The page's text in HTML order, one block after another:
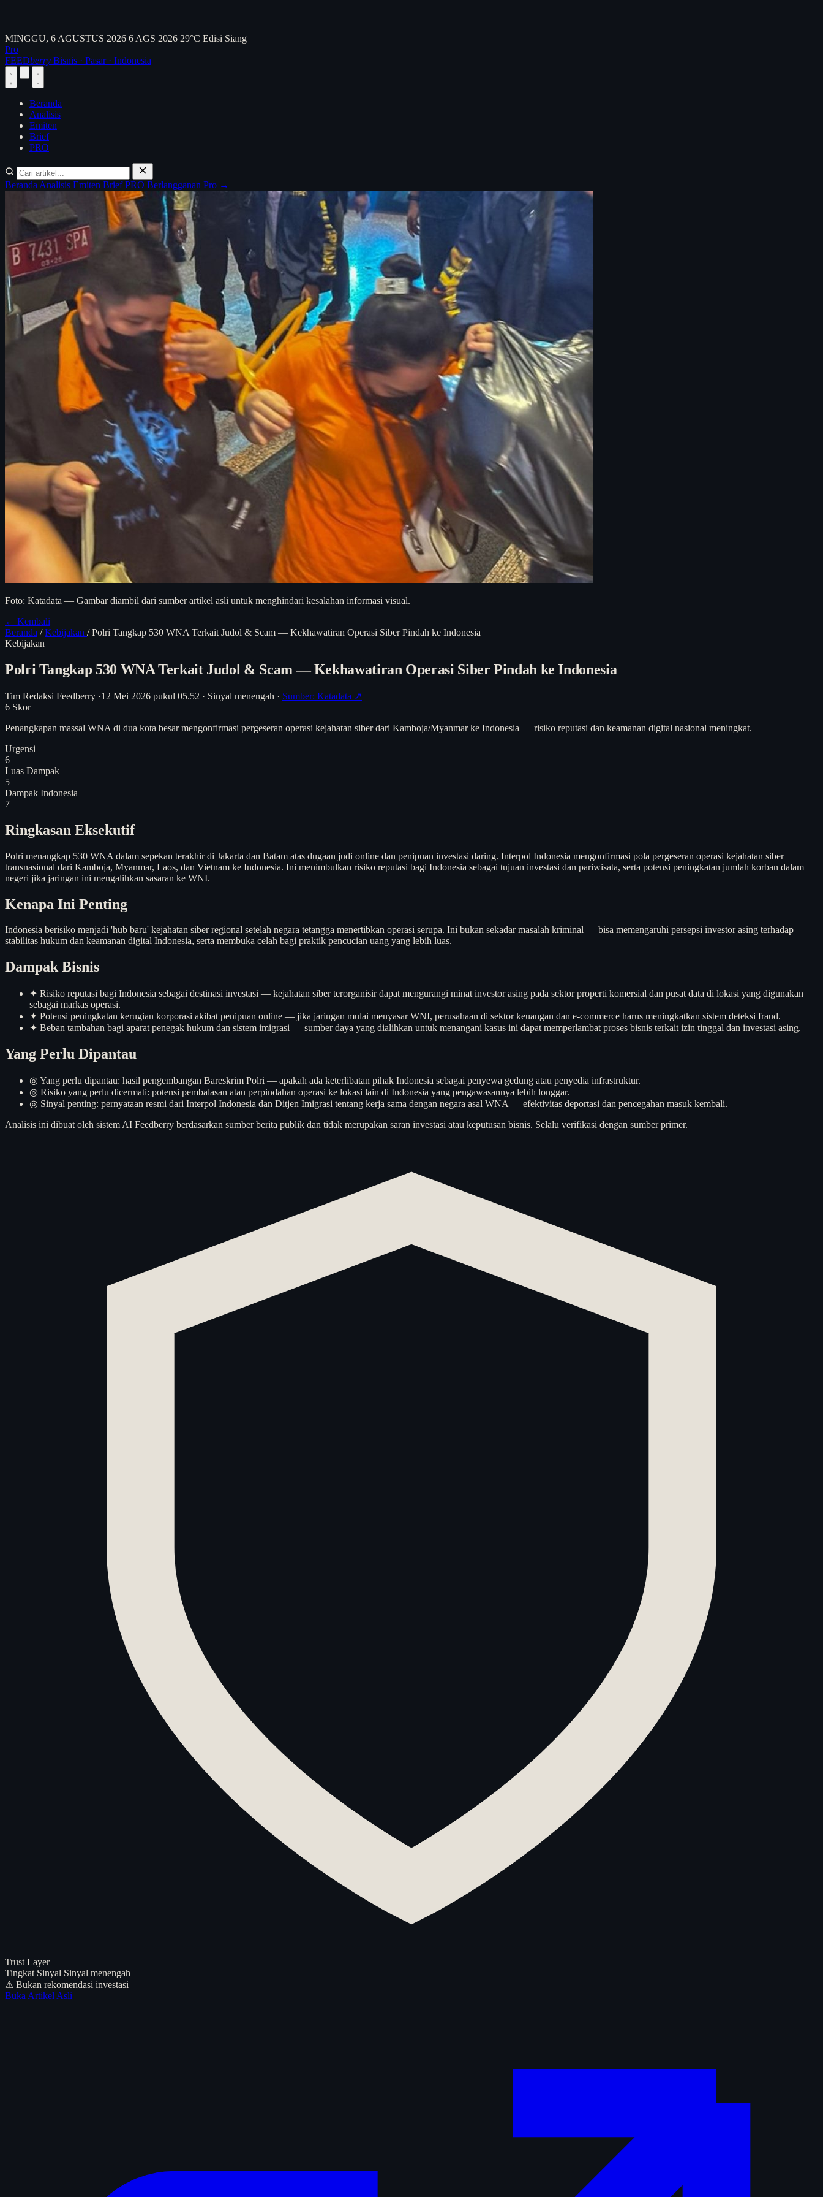
MINGGU, 6 AGUSTUS 2026 6 AGS 2026 29°C Edisi Siang
Pro
FEEDberry Bisnis · Pasar · Indonesia
Beranda
Analisis
Emiten
Brief
PRO
Beranda Analisis Emiten BriefPRO Berlangganan Pro →
Foto: Katadata — Gambar diambil dari sumber artikel asli untuk menghindari kesalahan informasi visual.
← Kembali
Beranda / Kebijakan / Polri Tangkap 530 WNA Terkait Judol & Scam — Kekhawatiran Operasi Siber Pindah ke Indonesia
Kebijakan
Polri Tangkap 530 WNA Terkait Judol & Scam — Kekhawatiran Operasi Siber Pindah ke Indonesia
Tim Redaksi Feedberry ·12 Mei 2026 pukul 05.52 · Sinyal menengah · Sumber: Katadata ↗
6 Skor
Penangkapan massal WNA di dua kota besar mengonfirmasi pergeseran operasi kejahatan siber dari Kamboja/Myanmar ke Indonesia — risiko reputasi dan keamanan digital nasional meningkat.
Urgensi
6
Luas Dampak
5
Dampak Indonesia
7
Ringkasan Eksekutif
Polri menangkap 530 WNA dalam sepekan terakhir di Jakarta dan Batam atas dugaan judi online dan penipuan investasi daring. Interpol Indonesia mengonfirmasi pola pergeseran operasi kejahatan siber
transnasional dari Kamboja, Myanmar, Laos, dan Vietnam ke Indonesia. Ini menimbulkan risiko reputasi bagi Indonesia sebagai tujuan investasi dan pariwisata, serta potensi peningkatan jumlah korban dalam
negeri jika jaringan ini mengalihkan sasaran ke WNI.
Kenapa Ini Penting
Indonesia berisiko menjadi 'hub baru' kejahatan siber regional setelah negara tetangga menertibkan operasi serupa. Ini bukan sekadar masalah kriminal — bisa memengaruhi persepsi investor asing terhadap
stabilitas hukum dan keamanan digital Indonesia, serta membuka celah bagi praktik pencucian uang yang lebih luas.
Dampak Bisnis
✦ Risiko reputasi bagi Indonesia sebagai destinasi investasi — kejahatan siber terorganisir dapat mengurangi minat investor asing pada sektor properti komersial dan pusat data di lokasi yang digunakan
sebagai markas operasi.
✦ Potensi peningkatan kerugian korporasi akibat penipuan online — jika jaringan mulai menyasar WNI, perusahaan di sektor keuangan dan e-commerce harus meningkatkan sistem deteksi fraud.
✦ Beban tambahan bagi aparat penegak hukum dan sistem imigrasi — sumber daya yang dialihkan untuk menangani kasus ini dapat memperlambat proses bisnis terkait izin tinggal dan investasi asing.
Yang Perlu Dipantau
◎ Yang perlu dipantau: hasil pengembangan Bareskrim Polri — apakah ada keterlibatan pihak Indonesia sebagai penyewa gedung atau penyedia infrastruktur.
◎ Risiko yang perlu dicermati: potensi pembalasan atau perpindahan operasi ke lokasi lain di Indonesia yang pengawasannya lebih longgar.
◎ Sinyal penting: pernyataan resmi dari Interpol Indonesia dan Ditjen Imigrasi tentang kerja sama dengan negara asal WNA — efektivitas deportasi dan pencegahan masuk kembali.
Analisis ini dibuat oleh sistem AI Feedberry berdasarkan sumber berita publik dan tidak merupakan saran investasi atau keputusan bisnis. Selalu verifikasi dengan sumber primer.
Trust Layer
Tingkat Sinyal Sinyal menengah
⚠ Bukan rekomendasi investasi
Buka Artikel Asli